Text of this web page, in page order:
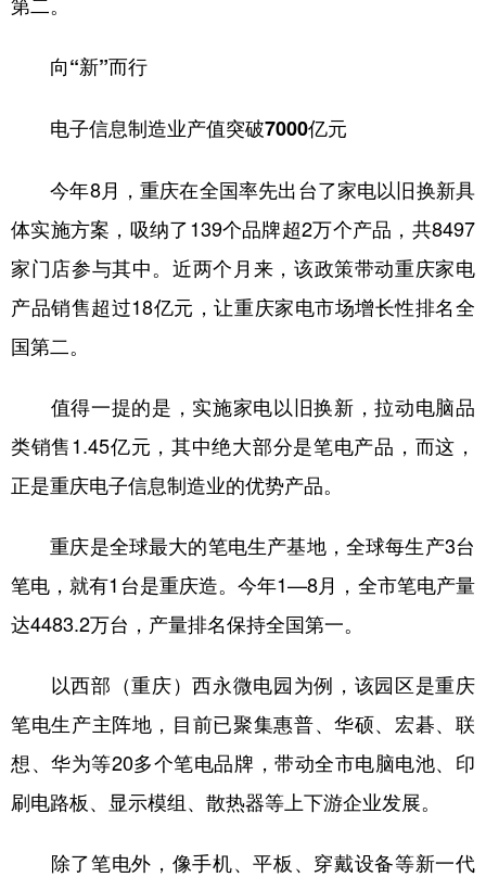
向“新”而行
电子信息制造业产值突破7000亿元
今年8月，重庆在全国率先出台了家电以旧换新具
体实施方案，吸纳了139个品牌超2万个产品，共8497
家门店参与其中。近两个月来，该政策带动重庆家电
产品销售超过18亿元，让重庆家电市场增长性排名全
国第二。
值得一提的是，实施家电以旧换新，拉动电脑品
类销售1.45亿元，其中绝大部分是笔电产品，而这，
正是重庆电子信息制造业的优势产品。
重庆是全球最大的笔电生产基地，全球每生产3台
笔电，就有1台是重庆造。今年1—8月，全市笔电产量
达4483.2万台，产量排名保持全国第一。
以西部（重庆）西永微电园为例，该园区是重庆
笔电生产主阵地，目前已聚集惠普、华硕、宏碁、联
想、华为等20多个笔电品牌，带动全市电脑电池、印
刷电路板、显示模组、散热器等上下游企业发展。
除了笔电外，像手机、平板、穿戴设备等新一代